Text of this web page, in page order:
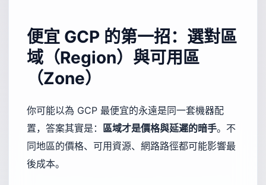
便宜 GCP 的第一招：選對區
域（Region）與可用區
（Zone）
你可能以為 GCP 最便宜的永遠是同一套機器配
置，答案其實是：
區域才是價格與延遲的暗手。不
同地區的價格、可用資源、網路路徑都可能影響最
後成本。